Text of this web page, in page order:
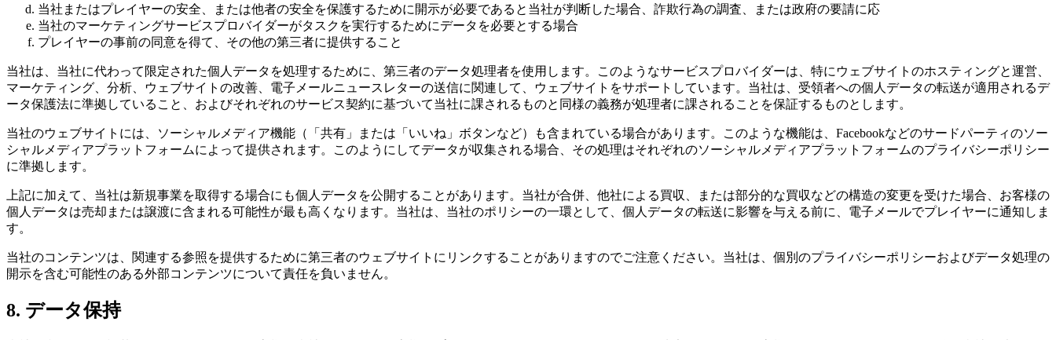
当社またはプレイヤーの安全、または他者の安全を保護するために開示が必要であると当社が判断した場合、詐欺行為の調査、または政府の要請に応
当社のマーケティングサービスプロバイダーがタスクを実行するためにデータを必要とする場合
プレイヤーの事前の同意を得て、その他の第三者に提供すること
当社は、当社に代わって限定された個人データを処理するために、第三者のデータ処理者を使用します。このようなサービスプロバイダーは、特にウェブサイトのホスティングと運営、
マーケティング、分析、ウェブサイトの改善、電子メールニュースレターの送信に関連して、ウェブサイトをサポートしています。当社は、受領者への個人データの転送が適用されるデ
ータ保護法に準拠していること、およびそれぞれのサービス契約に基づいて当社に課されるものと同様の義務が処理者に課されることを保証するものとします。
当社のウェブサイトには、ソーシャルメディア機能（「共有」または「いいね」ボタンなど）も含まれている場合があります。このような機能は、Facebookなどのサードパーティのソー
シャルメディアプラットフォームによって提供されます。このようにしてデータが収集される場合、その処理はそれぞれのソーシャルメディアプラットフォームのプライバシーポリシー
に準拠します。
上記に加えて、当社は新規事業を取得する場合にも個人データを公開することがあります。当社が合併、他社による買収、または部分的な買収などの構造の変更を受けた場合、お客様の
個人データは売却または譲渡に含まれる可能性が最も高くなります。当社は、当社のポリシーの一環として、個人データの転送に影響を与える前に、電子メールでプレイヤーに通知しま
す。
当社のコンテンツは、関連する参照を提供するために第三者のウェブサイトにリンクすることがありますのでご注意ください。当社は、個別のプライバシーポリシーおよびデータ処理の
開示を含む可能性のある外部コンテンツについて責任を負いません。
8. データ保持